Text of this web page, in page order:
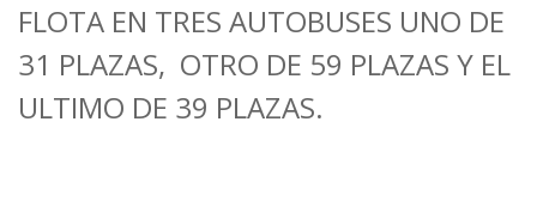
FLOTA EN TRES AUTOBUSES UNO DE
31 PLAZAS, OTRO DE 59 PLAZAS Y EL
ULTIMO DE 39 PLAZAS.